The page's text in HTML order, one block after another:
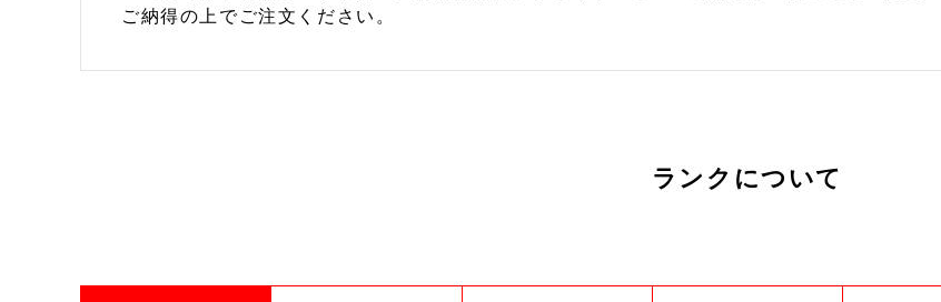
ご納得の上でご注文ください。
ランクについて